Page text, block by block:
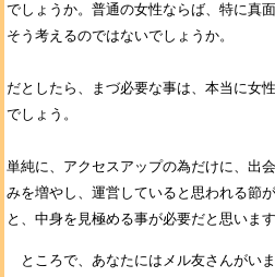
でしょうか。普通の女性ならば、特に真
そう考えるのではないでしょうか。
だとしたら、まづ必要な事は、本当に女
でしょう。
単純に、アクセスアップの為だけに、出
みを増やし、運営していると思われる節
と、中身を見極める事が必要だと思います
ところで、あなたにはメル友さんがい